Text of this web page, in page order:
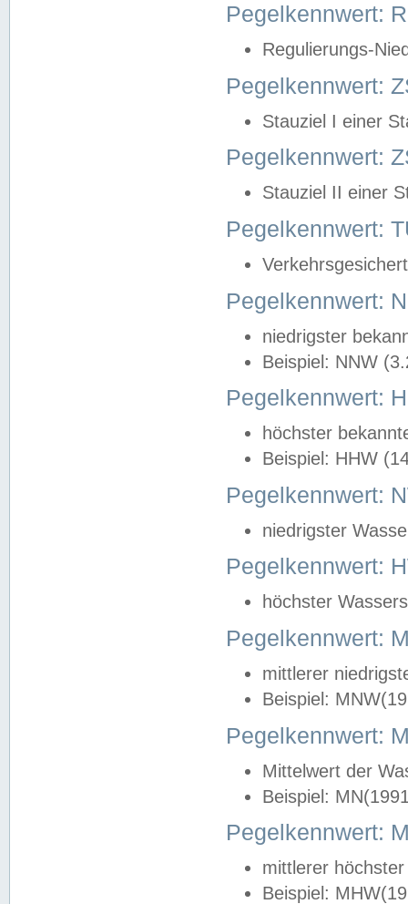
Pegelkennwert:
Regulierungs-
Pegelkennwert:
Stauziel I einer
Pegelkennwert:
Stauziel II einer
Pegelkennwert:
Pegelkennwert:
niedrigster
Beispiel: NNW
Pegelkennwert:
höchster
Beispiel: HHW
Pegelkennwert:
niedrigster
Pegelkennwert:
höchster
Pegelkennwert:
mittlerer
Beispiel:
Pegelkennwert:
Mittelwert der
Beispiel:
Pegelkennwert:
mittlerer
Beispiel: